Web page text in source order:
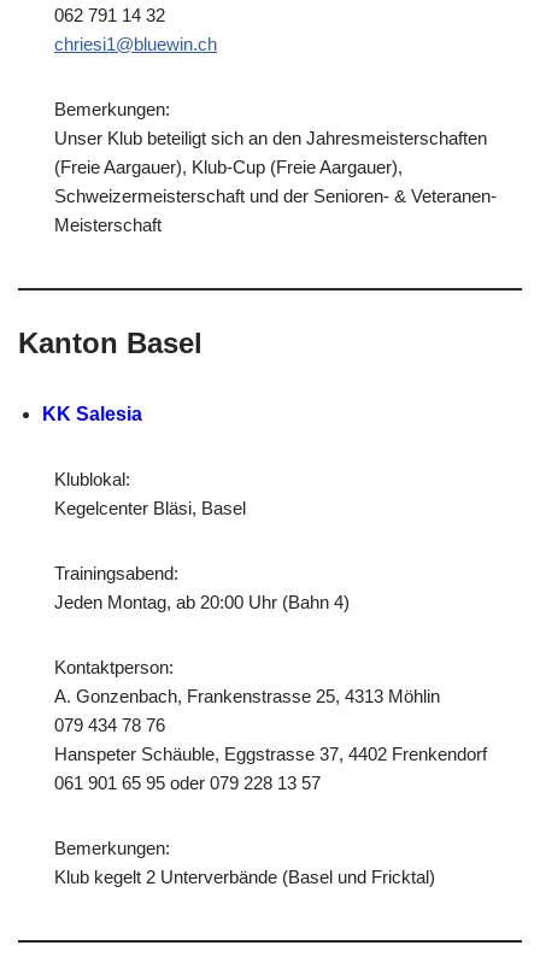
062 791 14 32
chriesi1@bluewin.ch
Bemerkungen:
Unser Klub beteiligt sich an den Jahresmeisterschaften
(Freie Aargauer), Klub-Cup (Freie Aargauer),
Schweizermeisterschaft und der Senioren- & Veteranen-
Meisterschaft
Kanton Basel
KK Salesia
Klublokal:
Kegelcenter Bläsi, Basel
Trainingsabend:
Jeden Montag, ab 20:00 Uhr (Bahn 4)
Kontaktperson:
A. Gonzenbach, Frankenstrasse 25, 4313 Möhlin
079 434 78 76
Hanspeter Schäuble, Eggstrasse 37, 4402 Frenkendorf
061 901 65 95 oder 079 228 13 57
Bemerkungen:
Klub kegelt 2 Unterverbände (Basel und Fricktal)